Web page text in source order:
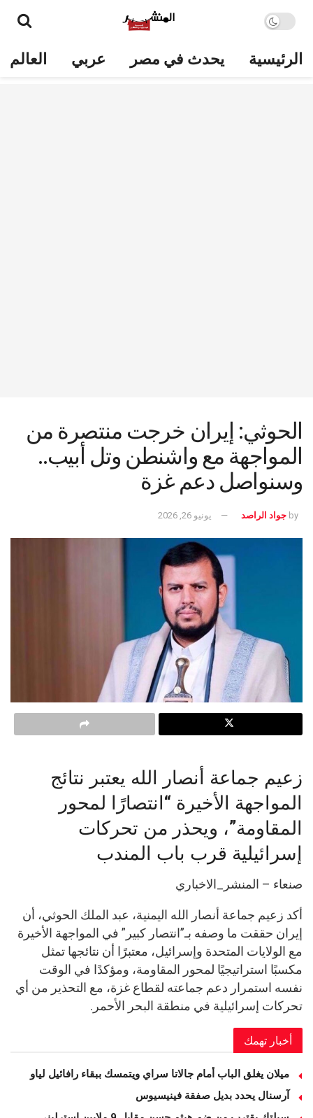
الرئيسية يحدث في مصر عربي العالم
الحوثي: إيران خرجت منتصرة من
المواجهة مع واشنطن وتل أبيب..
وسنواصل دعم غزة
by جواد الراصد يونيو 26, 2026
زعيم جماعة أنصار الله يعتبر نتائج
المواجهة الأخيرة “انتصارًا لمحور
المقاومة”، ويحذر من تحركات
إسرائيلية قرب باب المندب
صنعاء – المنشر_الاخباري
أكد زعيم جماعة أنصار الله اليمنية، عبد الملك الحوثي، أن
إيران حققت ما وصفه بـ”انتصار كبير” في المواجهة الأخيرة
مع الولايات المتحدة وإسرائيل، معتبرًا أن نتائجها تمثل
مكسبًا استراتيجيًا لمحور المقاومة، ومؤكدًا في الوقت
نفسه استمرار دعم جماعته لقطاع غزة، مع التحذير من أي
تحركات إسرائيلية في منطقة البحر الأحمر.
أخبار تهمك
ميلان يغلق الباب أمام جالاتا سراي ويتمسك ببقاء رافائيل لياو
آرسنال يحدد بديل صفقة فينيسيوس